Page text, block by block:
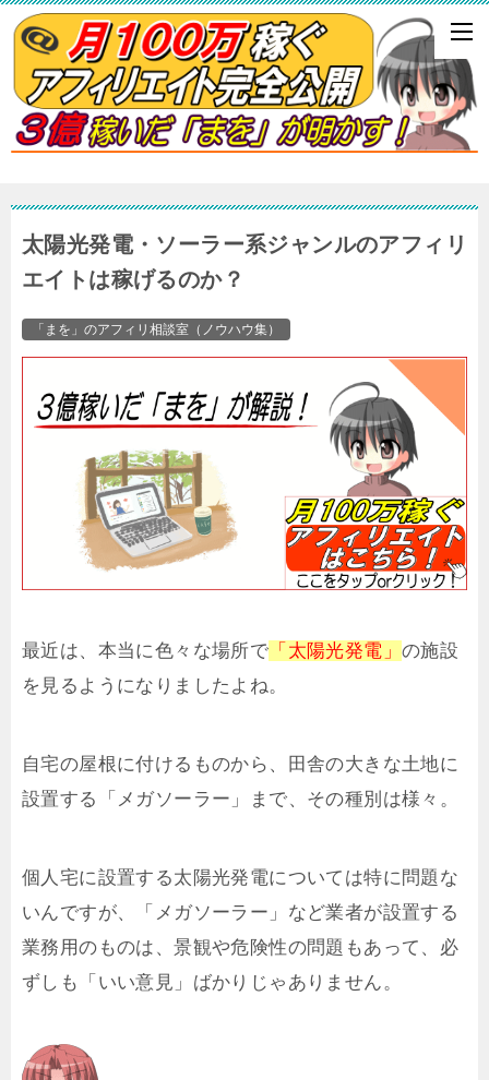
太陽光発電・ソーラー系ジャンルのアフィリ
エイトは稼げるのか？
「まを」のアフィリ相談室（ノウハウ集）
最近は、本当に色々な場所で 「太陽光発電」の施設
を見るようになりましたよね。
自宅の屋根に付けるものから、田舎の大きな土地に
設置する「メガソーラー」まで、その種別は様々。
個人宅に設置する太陽光発電については特に問題な
いんですが、「メガソーラー」など業者が設置する
業務用のものは、景観や危険性の問題もあって、必
ずしも「いい意見」ばかりじゃありません。